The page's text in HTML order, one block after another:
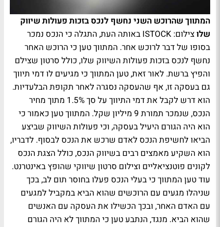
המתווך שהרוכש השני נחשף לנכס בזכות פעולות שיווק
שלוצילום: ISTOCK
באותה העת, התגלה כי הנכס נמכר
בסופו של דבר לרוכש אחר. המתווך טען כי הרוכש האחר
נחשף לנכס בזכות פעולות השיווק שלו, כולל סרטון שצילם
והפיץ ברשת. לאור זאת, טען המתווך כי מגיעים לו דמי תיווך
גם בעסקה זו, אף שהעסקה נסגרה לאחר תקופת הבלעדיות.
הוא דרש לקבל את דמי התיווך על סך 1.5% מתוך מחיר
הנכס, שנמכר תמורת 9 מיליון שקל. המתווך טען כאמור כי
הוא היה הגורם היעיל בעסקה, וכי פעולות השיווק שביצע
הביאו לחשיפת הנכס לאדם שרכש את הנכס לבסוף. לדבריו,
הוא השקיע מאמצים רבים בשיווק הנכס, כולל הצגת הנכס
לקונים פוטנציאליים וצילום סרטון שיווקי שהופץ באינטרנט.
עוד טען המתווך כי בעלי הנכס פעלו בחוסר תום לב, בכך
שניהלו מגעים עם הרוכשים שהוא הביא במקביל למגעים
עם האדם האחר, ובכך הכשילו את העסקה עם האנשים
שהוא הביא. מנגד, הנתבע טען כי המתווך לא היה הגורם